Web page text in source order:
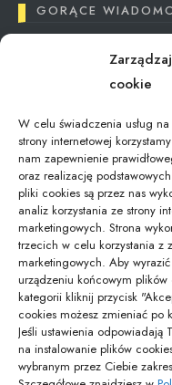
cookie
W celu świadczenia usług
strony internetowej
nam zapewnienie
oraz realizację
pliki cookies są przez nas
analiz korzystania ze strony
marketingowych. Strona
trzecich w celu korzystania z
marketingowych. Aby
urządzeniu końcowym plików
kategorii kliknij przycisk
cookies możesz zmieniać po
Jeśli ustawienia
na instalowanie plików
wybranym przez Ciebie
GORĄCE
Tax
to Know
12/09/2024
Gdzie
Modlina –…
16/10/2025
Jaki kod
01/02/2026
pozyjonowanie lokalne